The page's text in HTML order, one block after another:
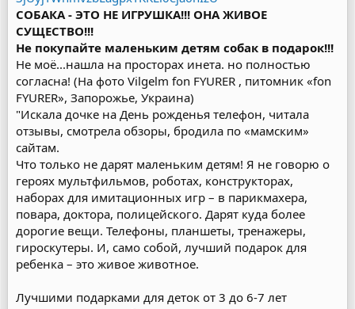
СОБАКА - ЭТО НЕ ИГРУШКА!!! ОНА ЖИВОЕ
СУЩЕСТВО!!!
Не покупайте маленьким детям собак в подарок!!!
Не моё...нашла на просторах инета. но полностью
согласна! (На фото Vilgelm fon FYURER , питомник «fon
FYURER», Запорожье, Украина)
"Искала дочке на День рожденья телефон, читала
отзывы, смотрела обзоры, бродила по «мамским»
сайтам.
Что только не дарят маленьким детям! Я не говорю о
героях мультфильмов, роботах, конструкторах,
наборах для имитационных игр – в парикмахера,
повара, доктора, полицейского. Дарят куда более
дорогие вещи. Телефоны, планшеты, тренажеры,
гироскутеры. И, само собой, лучший подарок для
ребенка – это живое животное.
Лучшими подарками для деток от 3 до 6-7 лет